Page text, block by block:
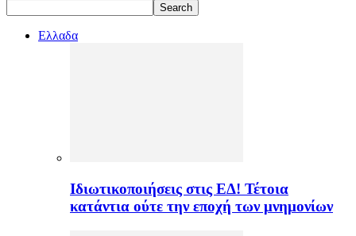
Ελλαδα
Ιδιωτικοποιήσεις στις ΕΔ! Τέτοια
κατάντια ούτε την εποχή των μνημονίων